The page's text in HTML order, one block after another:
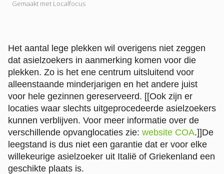
Het aantal lege plekken wil overigens niet zeggen
dat asielzoekers in aanmerking komen voor die
plekken. Zo is het ene centrum uitsluitend voor
alleenstaande minderjarigen en het andere juist
voor hele gezinnen gereserveerd. [[Ook zijn er
locaties waar slechts uitgeprocedeerde asielzoekers
kunnen verblijven. Voor meer informatie over de
verschillende opvanglocaties zie: website COA.]]De
leegstand is dus niet een garantie dat er voor elke
willekeurige asielzoeker uit Italië of Griekenland een
geschikte plaats is.